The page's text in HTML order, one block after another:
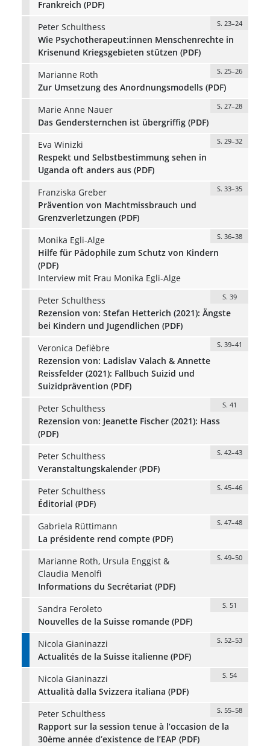
Frankreich (PDF)
Peter Schulthess
S. 23–24
Wie Psychotherapeut:innen Menschenrechte in
Krisenund Kriegsgebieten stützen (PDF)
Marianne Roth
S. 25–26
Zur Umsetzung des Anordnungsmodells (PDF)
Marie Anne Nauer
S. 27–28
Das Gendersternchen ist übergriffig (PDF)
Eva Winizki
S. 29–32
Respekt und Selbstbestimmung sehen in
Uganda oft anders aus (PDF)
Franziska Greber
S. 33–35
Prävention von Machtmissbrauch und
Grenzverletzungen (PDF)
Monika Egli-Alge
S. 36–38
Hilfe für Pädophile zum Schutz von Kindern
(PDF)
Interview mit Frau Monika Egli-Alge
Peter Schulthess
S. 39
Rezension von: Stefan Hetterich (2021): Ängste
bei Kindern und Jugendlichen (PDF)
Veronica Defièbre
S. 39–41
Rezension von: Ladislav Valach & Annette
Reissfelder (2021): Fallbuch Suizid und
Suizidprävention (PDF)
Peter Schulthess
S. 41
Rezension von: Jeanette Fischer (2021): Hass
(PDF)
Peter Schulthess
S. 42–43
Veranstaltungskalender (PDF)
Peter Schulthess
S. 45–46
Éditorial (PDF)
Gabriela Rüttimann
S. 47–48
La présidente rend compte (PDF)
Marianne Roth, Ursula Enggist &
Claudia Menolfi
S. 49–50
Informations du Secrétariat (PDF)
Sandra Feroleto
S. 51
Nouvelles de la Suisse romande (PDF)
Nicola Gianinazzi
S. 52–53
Actualités de la Suisse italienne (PDF)
Nicola Gianinazzi
S. 54
Attualità dalla Svizzera italiana (PDF)
Peter Schulthess
S. 55–58
Rapport sur la session tenue à l’occasion de la
30ème année d’existence de l’EAP (PDF)